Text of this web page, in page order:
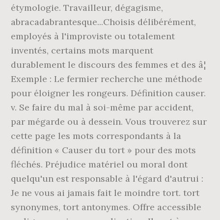
étymologie. Travailleur, dégagisme,
abracadabrantesque...Choisis délibérément,
employés à l'improviste ou totalement
inventés, certains mots marquent
durablement le discours des femmes et des â¦
Exemple : Le fermier recherche une méthode
pour éloigner les rongeurs. Définition causer.
v. Se faire du mal à soi-même par accident,
par mégarde ou à dessein. Vous trouverez sur
cette page les mots correspondants à la
définition « Causer du tort » pour des mots
fléchés. Préjudice matériel ou moral dont
quelqu'un est responsable à l'égard d'autrui :
Je ne vous ai jamais fait le moindre tort. tort
synonymes, tort antonymes. Offre accessible